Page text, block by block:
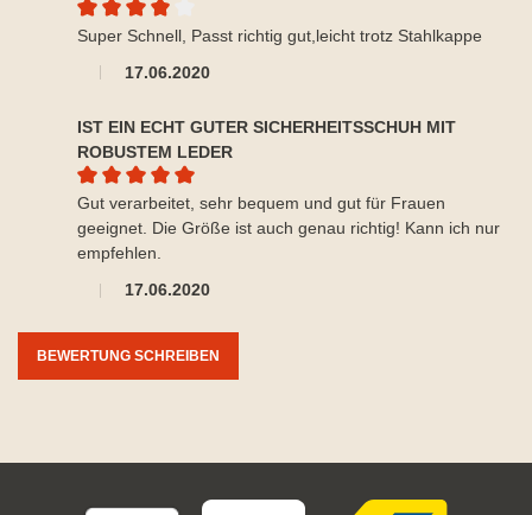
Durchschnittliche Bewertung von 4 von 5 Sternen
17.06.2020
Super Schnell, Passt richtig gut,leicht trotz Stahlkappe
IST EIN ECHT GUTER SICHERHEITSSCHUH MIT
ROBUSTEM LEDER
Durchschnittliche Bewertung von 5 von 5 Sternen
17.06.2020
Gut verarbeitet, sehr bequem und gut für Frauen
geeignet. Die Größe ist auch genau richtig! Kann ich nur
empfehlen.
BEWERTUNG SCHREIBEN